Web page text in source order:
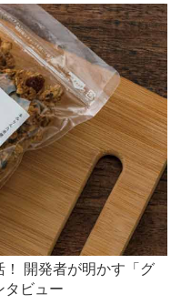
！ 開発者が明かす「グ
タビュー